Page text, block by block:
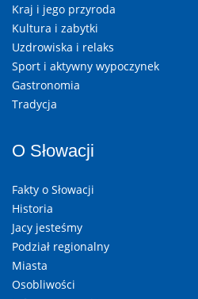
Kraj i jego przyroda
Kultura i zabytki
Uzdrowiska i relaks
Sport i aktywny wypoczynek
Gastronomia
Tradycja
O Słowacji
Fakty o Słowacji
Historia
Jacy jesteśmy
Podział regionalny
Miasta
Osobliwości